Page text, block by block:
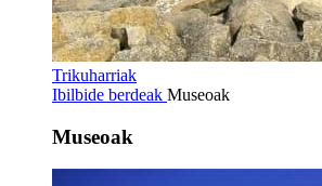
Trikuharriak
Ibilbide berdeak Museoak
Museoak